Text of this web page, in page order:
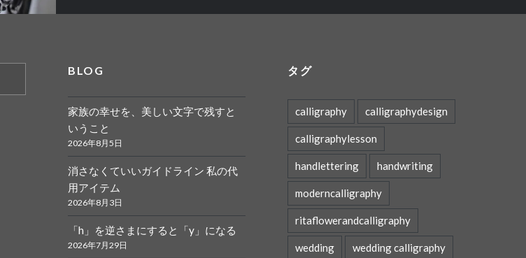
BLOG
家族の幸せを、美しい文字で残すと
いうこと
2026年8月5日
消さなくていいガイドライン 私の代
用アイテム
2026年8月3日
「h」を逆さまにすると「y」になる
2026年7月29日
タグ
calligraphy calligraphydesign
calligraphylesson
handlettering handwriting
moderncalligraphy
ritaflowerandcalligraphy
wedding wedding calligraphy